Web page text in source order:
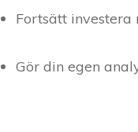
Fortsätt investera
Gör din egen